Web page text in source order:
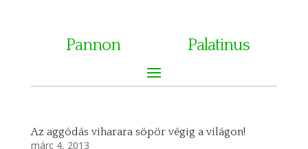
Pannon Palatinus
Az aggódás viharara söpör végig a világon!
márc 4, 2013